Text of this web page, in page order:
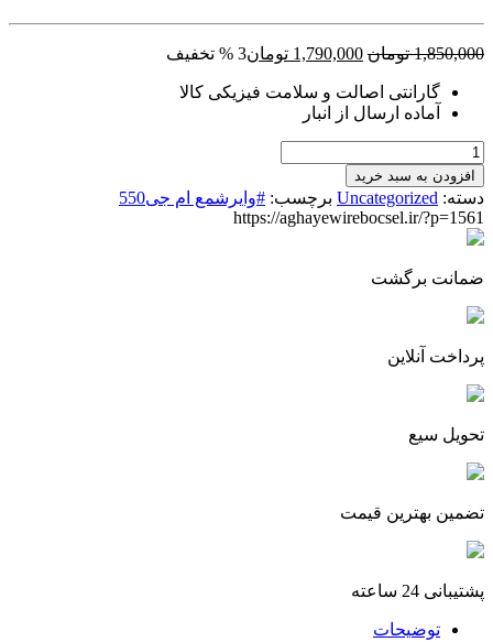
1,850,000 تومان قیمت
1,850,000 تومان
بود.
1,790,000 تومان3 % تخفیف
گارانتی اصالت و سلامت فیزیکی کالا
آماده ارسال از انبار
وایر
شمع
ام
جی
550
افزودن به سبد خرید
دسته: Uncategorized برچسب: #وایرشمع ام جی550
https://aghayewirebocsel.ir/?p=1561
ضمانت برگشت
پرداخت آنلاین
تحویل سیع
تضمین بهترین قیمت
پشتیبانی 24 ساعته
توضیحات